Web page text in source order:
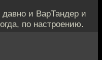
и ВарТандер и
по настроению.